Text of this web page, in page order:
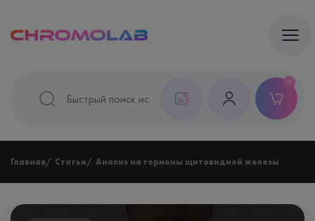
0
Главная Статьи Анализ на гормоны щитовидной железы